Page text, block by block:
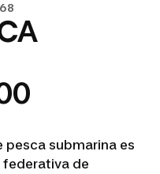
pesca submarina es
federativa de